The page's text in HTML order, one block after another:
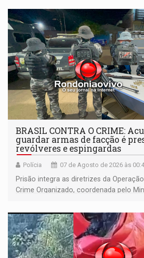
BRASIL CONTRA O CRIME:
guardar armas de facção é
revólveres e espingardas
Polícia 07 de Agosto de 2026 às
Prisão integra as diretrizes da
Crime Organizado, coordenada pelo